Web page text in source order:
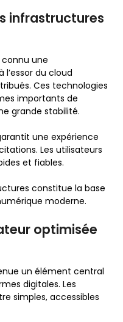
infrastructures
une
du cloud
Ces technologies
importants de
grande stabilité.
une expérience
Les utilisateurs
et fiables.
constitue la base
moderne.
optimisée
un élément central
digitales. Les
simples, accessibles